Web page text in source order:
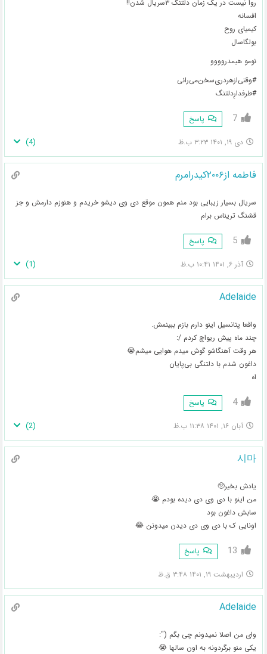
روا نیست در یک زمان دلتنگ ۳سریال شدن!!
افسانه
کیمیای روح
بولگاسال
نومو هیمدروووو
#وقتی‌از‌هر‌دری‌سخن‌می‌رانی
#طرفدارِ‌دلتنگ
7 پاسخ
دی ۱۹, ۱۴۰۱ ۳:۲۳ ب.ظ (
4
)
فاطمه از۲۰۰۶کیدرامرم
سریال بسیار زیبایی بود منم همون موقع دی وی دیشو خریدم و هنوزم دارمش و جز
قشنگ تریناس برام
5 پاسخ
آذر ۶, ۱۴۰۱ ۱۰:۴۱ ب.ظ (
1
)
Adelaide
واقعا پتانسیل اینو دارم بازم ببینمش.
چند ماه پیش ریواچ کردم /:
هر وقت آهنگاشو گوش میدم هوایی میشم😭
داغون شدم با دلتنگی بی‌پایان
اه
4 پاسخ
آبان ۱۶, ۱۴۰۱ ۱۱:۳۸ ب.ظ (
2
)
시마
یادش بخیر🥺
من اینو با دی وی دی دیده بودم 😭
سابش داغون بود
اونایی ک با دی وی دی دیدن میدونن 😂
13 پاسخ
اردیبهشت ۱۹, ۱۴۰۱ ۳:۴۸ ق.ظ
Adelaide
وای من اصلا نمیدونم چی بگم (“:
یکی منو برگردونه به اون سالها 😭